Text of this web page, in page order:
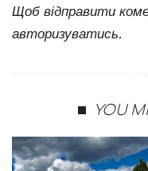
Щоб відправити
авторизуватись.
YOU